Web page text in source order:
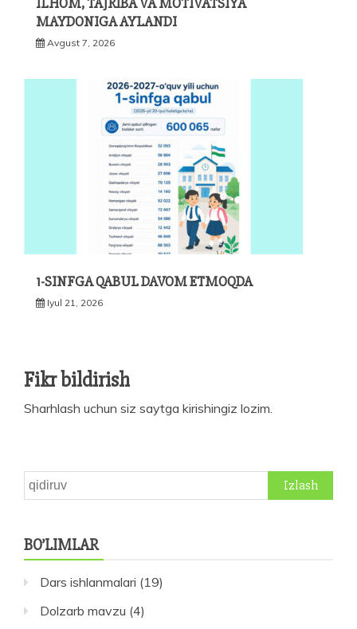
MAYDONIGA AYLANDI
Avgust 7, 2026
1-SINFGA QABUL DAVOM ETMOQDA
Iyul 21, 2026
Fikr bildirish
Sharhlash uchun siz saytga kirishingiz lozim.
Qidirshish:
BO’LIMLAR
Dars ishlanmalari (19)
Dolzarb mavzu (4)